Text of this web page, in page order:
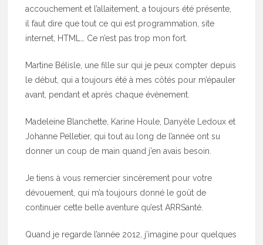
accouchement et l’allaitement, a toujours été présente,
il faut dire que tout ce qui est programmation, site
internet, HTML… Ce n’est pas trop mon fort.
Martine Bélisle, une fille sur qui je peux compter depuis
le début, qui a toujours été à mes côtés pour m’épauler
avant, pendant et après chaque évènement.
Madeleine Blanchette, Karine Houle, Danyèle Ledoux et
Johanne Pelletier, qui tout au long de l’année ont su
donner un coup de main quand j’en avais besoin.
Je tiens à vous remercier sincèrement pour votre
dévouement, qui m’a toujours donné le goût de
continuer cette belle aventure qu’est ARRSanté.
Quand je regarde l’année 2012, j’imagine pour quelques